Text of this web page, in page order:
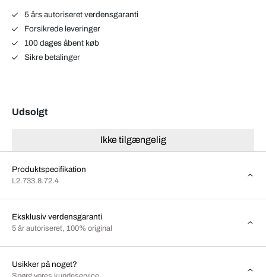
5 års autoriseret verdensgaranti
Forsikrede leveringer
100 dages åbent køb
Sikre betalinger
Udsolgt
Ikke tilgængelig
Produktspecifikation
L2.733.8.72.4
Eksklusiv verdensgaranti
5 år autoriseret, 100% original
Usikker på noget?